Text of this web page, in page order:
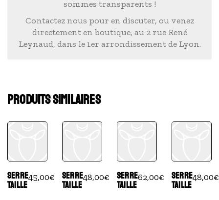
sommes transparents !
Contactez nous pour en discuter, ou venez
directement en boutique, au 2 rue René
Leynaud, dans le 1er arrondissement de Lyon.
PRODUITS SIMILAIRES
SERRE
TAILLE
45,00€
SERRE
TAILLE
48,00€
SERRE
TAILLE
62,00€
SERRE
TAILLE
48,00€